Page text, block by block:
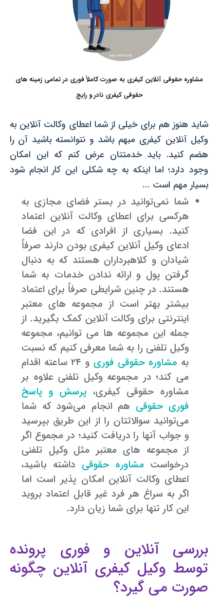
مشاوره حقوقی آنلاین کیفری به صورت کاملاً فوری در تمامی زمینه های
حقوقی کیفری نادر و رایج
شاید هنوز هم برای خیلی از شما اعطای وکالت آنلاین به
وکیل آنلاین کیفری مبهم باشد و نتوانسته باشید آن را
هضم کنید. باید خدمتتان عرض کنم که این امکان
وجود دارد؛ اما اینکه به چه شکلی این کار انجام شود
بسیار مهم است ...
شما نمی‌توانید در بستر فضای مجازی به
هرکسی برای اعطای وکالت آنلاین اعتماد
کنید. بسیاری از افرادی که در این فضا
ادعای وکیل آنلاین کیفری بودن دارند صرفاً
شیادان و کلاهبرداران هستند که به دنبال
گرفتن پول و ارائه ندادن خدمات به شما
هستند. در چنین شرایطی صرفاً برای اعتماد
بیشتر بهتر است از مجموعه های معتبر
اینترنتی برای وکالت آنلاین کمک بگیرید. از
جمله این مجموعه ها می توانیم، مجموعه
وکیل تلفنی را به شما معرفی کنیم که نسبت
به مشاوره حقوقی فوری
و ۲۴ ساعته اقدام
می کند؛ در مجموعه وکیل تلفنی علاوه بر
مشاوره حقوقی کیفری، پرسش و پاسخ
فوری حقوقی هم انجام می‌شود که شما
می‌توانید سوالاتتان را از این طریق بپرسید
و جواب آنها را دریافت کنید؛ در مجموع اگر
از مجموعه های معتبر مثل وکیل تلفنی
درخواست مشاوره حقوقی داشته باشید،
اعطای وکالت آنلاین امکان پذیر است اما
اگر به سراغ هر فرد غیر قابل اعتماد بروید
این کار تنها برای شما زیان دارد.
بررسی آنلاین و فوری پرونده
توسط وکیل کیفری آنلاین چگونه
صورت می ‌گیرد؟